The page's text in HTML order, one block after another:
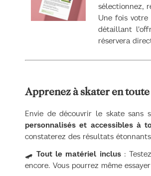
sélectionnez,
Une fois votre
détaillant
réservera
Apprenez à skater en
Envie de découvrir le skate sans
personnalisés et accessibles à
constaterez des résultats
🛹 Tout le matériel inclus:
encore. Vous pourrez même